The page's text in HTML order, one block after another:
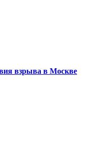
взрыва в Москве